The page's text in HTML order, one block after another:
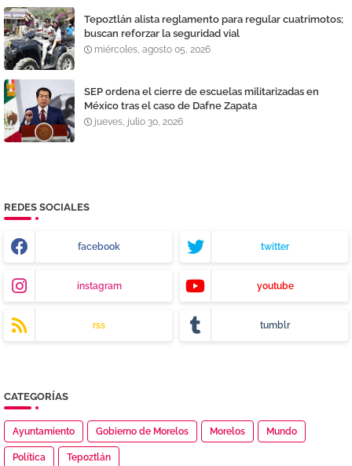
Tepoztlán alista reglamento para regular cuatrimotos;
buscan reforzar la seguridad vial
miércoles, agosto 05, 2026
SEP ordena el cierre de escuelas militarizadas en
México tras el caso de Dafne Zapata
jueves, julio 30, 2026
REDES SOCIALES
facebook twitter
instagram youtube
rss tumblr
CATEGORÍAS
Ayuntamiento Gobierno de Morelos Morelos Mundo
Política Tepoztlán